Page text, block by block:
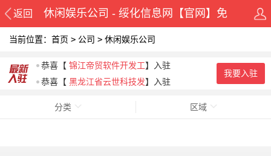
返回 休闲娱乐公司 - 绥化信息网【官网】免
费发布
当前位置： 首页 > 公司 > 休闲娱乐公司
我要入驻
恭喜 【 锦江帝贸软件开发工】入驻
恭喜 【 黑龙江省云世科技发】入驻
分类 区域